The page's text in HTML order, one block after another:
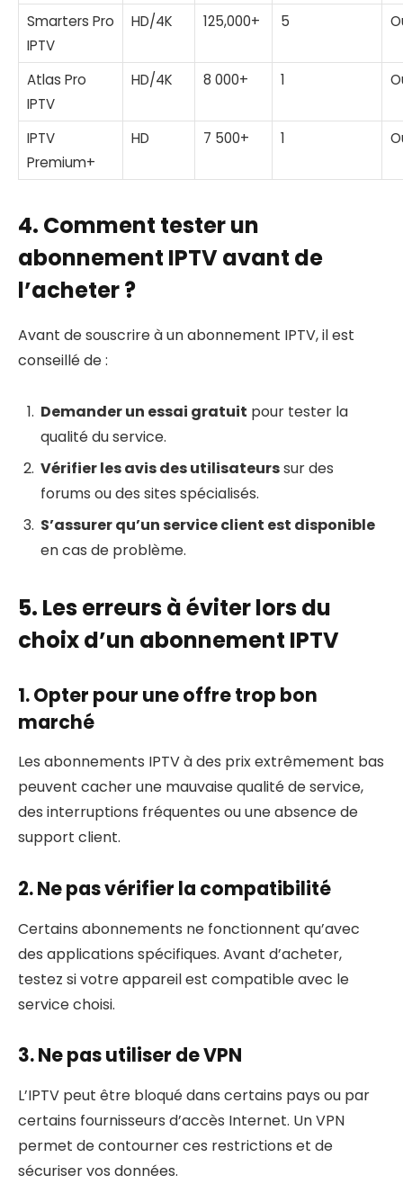
Smarters Pro
IPTV
HD/4K 125,000+ 5
Atlas Pro
IPTV
HD/4K 8 000+ 1
IPTV
Premium+
HD 7 500+ 1
4. Comment tester un
abonnement IPTV avant de
l’acheter ?
Avant de souscrire à un abonnement IPTV, il est
conseillé de :
Demander un essai gratuit pour tester la
qualité du service.
Vérifier les avis des utilisateurssur des
forums ou des sites spécialisés.
S’assurer qu’un service client est disponible
en cas de problème.
5. Les erreurs à éviter lors du
choix d’un abonnement IPTV
1. Opter pour une offre trop bon
marché
Les abonnements IPTV à des prix extrêmement bas
peuvent cacher une mauvaise qualité de service,
des interruptions fréquentes ou une absence de
support client.
2. Ne pas vérifier la compatibilité
Certains abonnements ne fonctionnent qu’avec
des applications spécifiques. Avant d’acheter,
testez si votre appareil est compatible avec le
service choisi.
3. Ne pas utiliser de VPN
L’IPTV peut être bloqué dans certains pays ou par
certains fournisseurs d’accès Internet. Un VPN
permet de contourner ces restrictions et de
sécuriser vos données.